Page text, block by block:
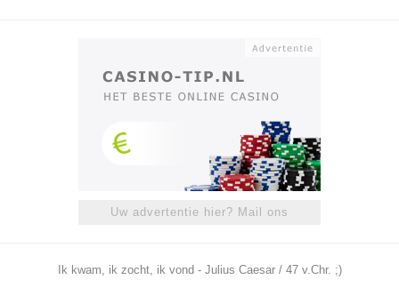
Uw advertentie hier? Mail ons
Ik kwam, ik zocht, ik vond - Julius Caesar / 47 v.Chr. ;)